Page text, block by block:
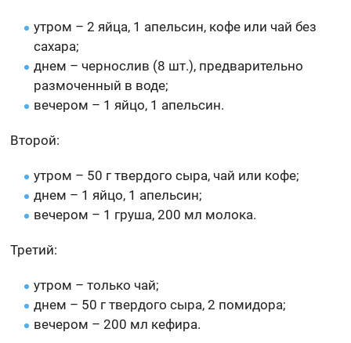
утром – 2 яйца, 1 апельсин, кофе или чай без
сахара;
днем – чернослив (8 шт.), предварительно
размоченный в воде;
вечером – 1 яйцо, 1 апельсин.
Второй:
утром – 50 г твердого сыра, чай или кофе;
днем – 1 яйцо, 1 апельсин;
вечером – 1 груша, 200 мл молока.
Третий:
утром – только чай;
днем – 50 г твердого сыра, 2 помидора;
вечером – 200 мл кефира.